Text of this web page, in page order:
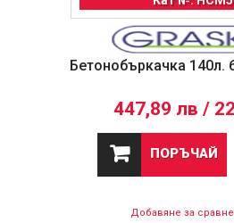
Бетонобъркачка 140л.
447,89 лв /
ПОРЪЧАЙ
Добавяне за